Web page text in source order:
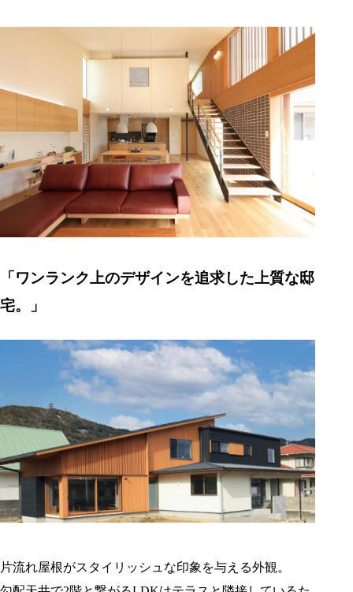
「ワンランク上のデザインを追求した上質な邸
宅。」
片流れ屋根がスタイリッシュな印象を与える外観。